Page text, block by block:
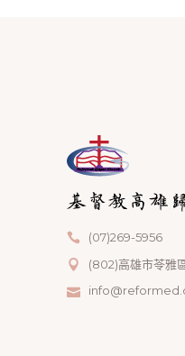
(07)269-5956
(802)高雄市苓雅